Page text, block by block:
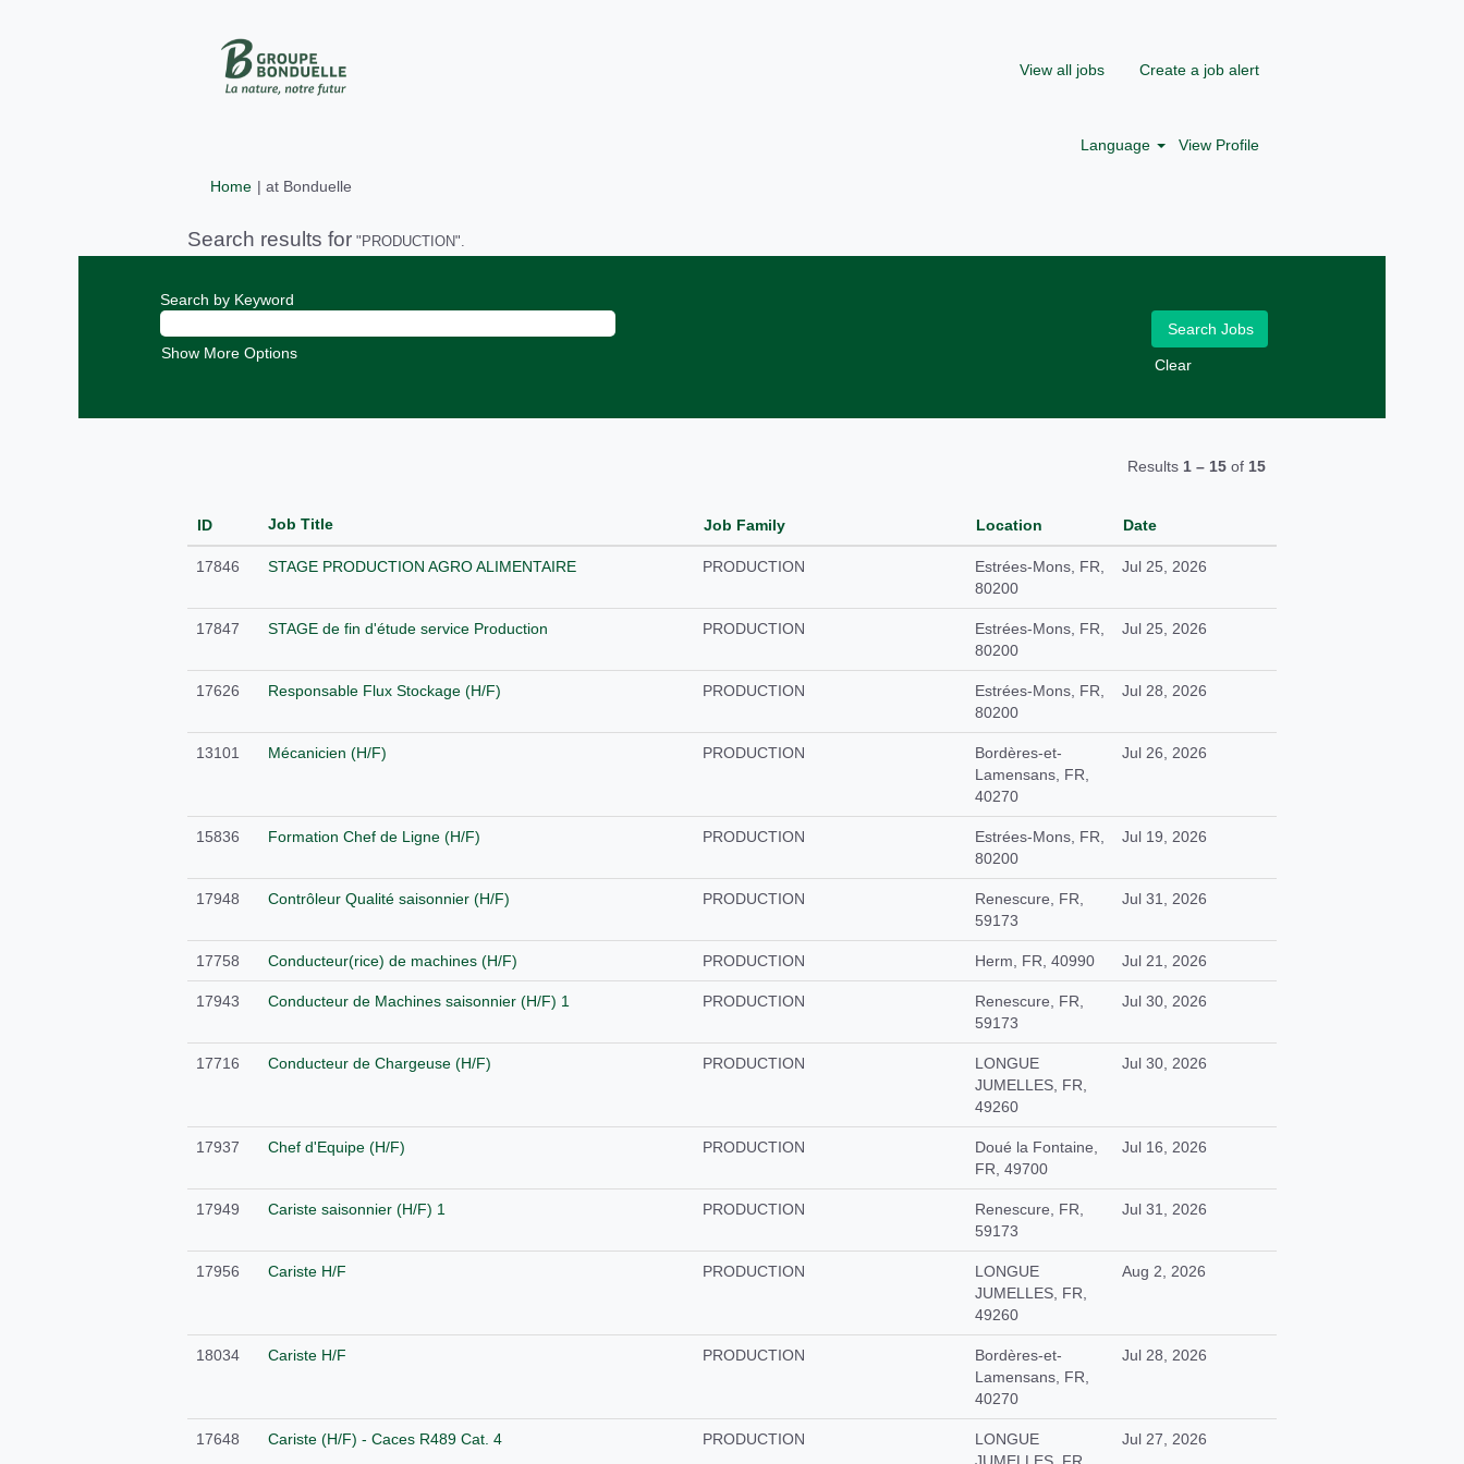
View all jobs Create a job alert
Language View Profile
Home | at Bonduelle
Search results for "PRODUCTION".
Search by Keyword
Show More Options
Clear
Results 1 – 15 of 15
ID Job Title Job Family Location Date
17846 STAGE PRODUCTION AGRO ALIMENTAIRE PRODUCTION
Estrées-Mons, FR,
80200
Jul 25, 2026
17847 STAGE de fin d'étude service Production PRODUCTION
Estrées-Mons, FR,
80200
Jul 25, 2026
17626 Responsable Flux Stockage (H/F) PRODUCTION
Estrées-Mons, FR,
80200
Jul 28, 2026
13101 Mécanicien (H/F) PRODUCTION
Bordères-et-
Lamensans, FR,
40270
Jul 26, 2026
15836 Formation Chef de Ligne (H/F) PRODUCTION
Estrées-Mons, FR,
80200
Jul 19, 2026
17948 Contrôleur Qualité saisonnier (H/F) PRODUCTION
Renescure, FR,
59173
Jul 31, 2026
17758 Conducteur(rice) de machines (H/F) PRODUCTION Herm, FR, 40990 Jul 21, 2026
17943 Conducteur de Machines saisonnier (H/F) 1 PRODUCTION
Renescure, FR,
59173
Jul 30, 2026
17716 Conducteur de Chargeuse (H/F) PRODUCTION
LONGUE
JUMELLES, FR,
49260
Jul 30, 2026
17937 Chef d'Equipe (H/F) PRODUCTION
Doué la Fontaine,
FR, 49700
Jul 16, 2026
17949 Cariste saisonnier (H/F) 1 PRODUCTION
Renescure, FR,
59173
Jul 31, 2026
17956 Cariste H/F PRODUCTION
LONGUE
JUMELLES, FR,
49260
Aug 2, 2026
18034 Cariste H/F PRODUCTION
Bordères-et-
Lamensans, FR,
40270
Jul 28, 2026
17648 Cariste (H/F) - Caces R489 Cat. 4 PRODUCTION
LONGUE
Jul 27, 2026